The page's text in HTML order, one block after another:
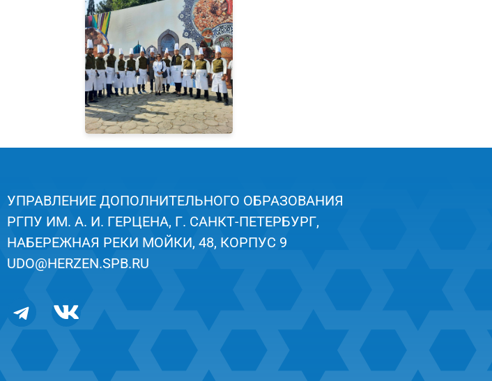
УПРАВЛЕНИЕ ДОПОЛНИТЕЛЬНОГО ОБРАЗОВАНИЯ
РГПУ ИМ. А. И. ГЕРЦЕНА, Г. САНКТ-ПЕТЕРБУРГ,
НАБЕРЕЖНАЯ РЕКИ МОЙКИ, 48, КОРПУС 9
UDO@HERZEN.SPB.RU